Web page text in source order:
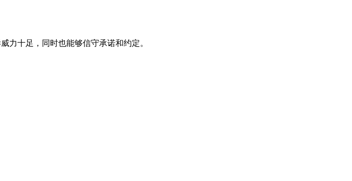
力十足，同时也能够信守承诺和约定。